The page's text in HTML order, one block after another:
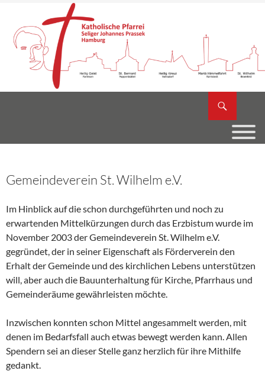
Inhalt
springen
Gemeindeverein St. Wilhelm e.V.
Im Hinblick auf die schon durchgeführten und noch zu
erwartenden Mittelkürzungen durch das Erzbistum wurde im
November 2003 der Gemeindeverein St. Wilhelm e.V.
gegründet, der in seiner Eigenschaft als Förderverein den
Erhalt der Gemeinde und des kirchlichen Lebens unterstützen
will, aber auch die Bauunterhaltung für Kirche, Pfarrhaus und
Gemeinderäume gewährleisten möchte.
Inzwischen konnten schon Mittel angesammelt werden, mit
denen im Bedarfsfall auch etwas bewegt werden kann. Allen
Spendern sei an dieser Stelle ganz herzlich für ihre Mithilfe
gedankt.